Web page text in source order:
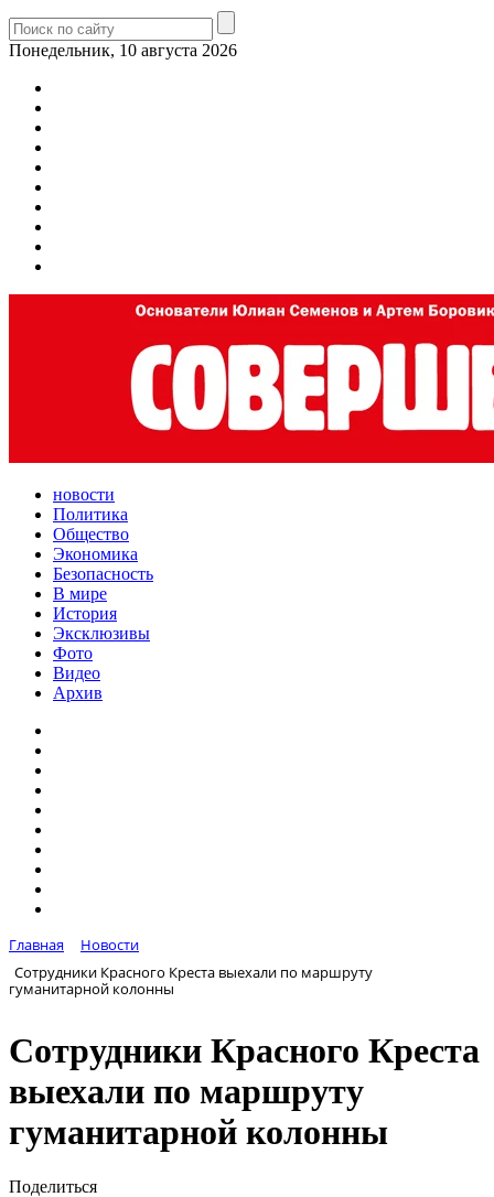
Понедельник, 10 августа 2026
новости
Политика
Общество
Экономика
Безопасность
В мире
История
Эксклюзивы
Фото
Видео
Архив
Главная
Новости
Сотрудники Красного Креста выехали по маршруту
гуманитарной колонны
Сотрудники Красного Креста
выехали по маршруту
гуманитарной колонны
Поделиться